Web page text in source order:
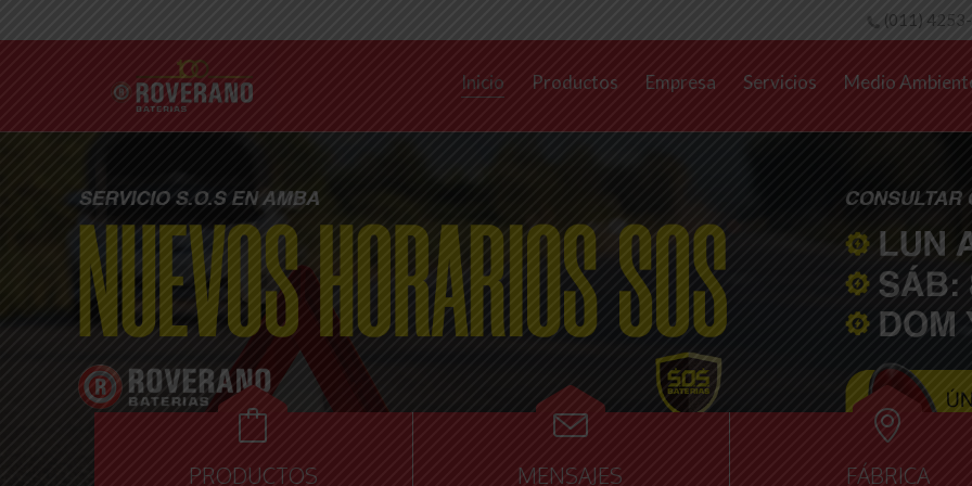
(011)
Inicio Productos Empresa Servicios Medio

PRODUCTOS

MENSAJES

FÁBRICA